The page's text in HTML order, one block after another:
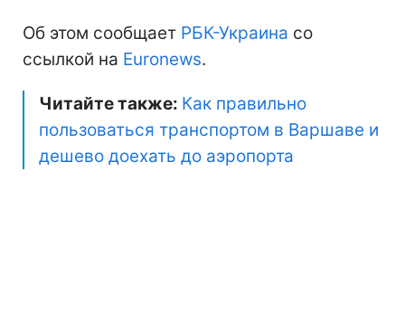
Об этом сообщает РБК-Украина со
ссылкой на Euronews.
Читайте также: Как правильно
пользоваться транспортом в Варшаве и
дешево доехать до аэропорта